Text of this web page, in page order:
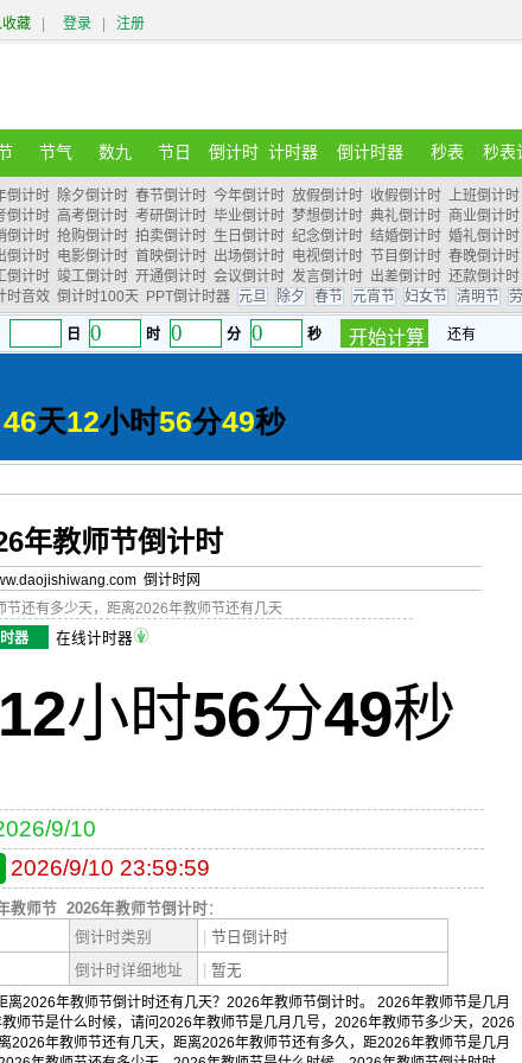
藏 登录 注册
节气 数九 节日 倒计时 计时器 倒计时器 秒表 秒表
倒计时 除夕倒计时 春节倒计时 今年倒计时 放假倒计时 收假倒计时 上班倒计时
倒计时 高考倒计时 考研倒计时 毕业倒计时 梦想倒计时 典礼倒计时 商业倒计时
倒计时 抢购倒计时 拍卖倒计时 生日倒计时 纪念倒计时 结婚倒计时 婚礼倒计时
倒计时 电影倒计时 首映倒计时 出场倒计时 电视倒计时 节目倒计时 春晚倒计时
倒计时 竣工倒计时 开通倒计时 会议倒计时 发言倒计时 出差倒计时 还款倒计时
时音效 倒计时100天 PPT倒计时器 元旦 除夕 春节 元宵节 妇女节 清明节
年教师节倒计时
倒计时网
节还有多少天，距离2026年教师节还有几天
器
在线计时器
12小时56分49秒
9/10
2026/9/10 23:59:59
教师节 2026年教师节倒计时：
倒计时类别
节日倒计时
倒计时详细地址
暂无
2026年教师节倒计时还有几天？2026年教师节倒计时。 2026年教师节是几月
师节是什么时候，请问2026年教师节是几月几号，2026年教师节多少天，2026
2026年教师节还有几天，距离2026年教师节还有多久，距2026年教师节是几月